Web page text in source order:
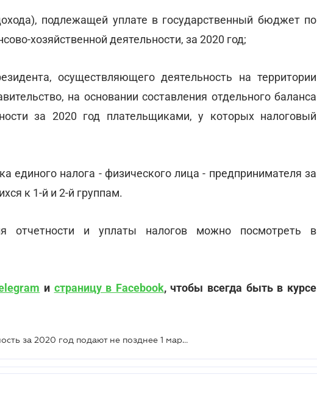
подлежащей уплате в государственный бюджет по
хозяйственной деятельности, за 2020 год;
осуществляющего деятельность на территории
на основании составления отдельного баланса
за 2020 год плательщиками, у которых налоговый
единого налога - физического лица - предпринимателя за
к 1-й и 2-й группам.
отчетности и уплаты налогов можно посмотреть в
и страницу в Facebook, чтобы всегда быть в курсе
Какую годовую отчетность за 2020 год подают не позднее 1 марта